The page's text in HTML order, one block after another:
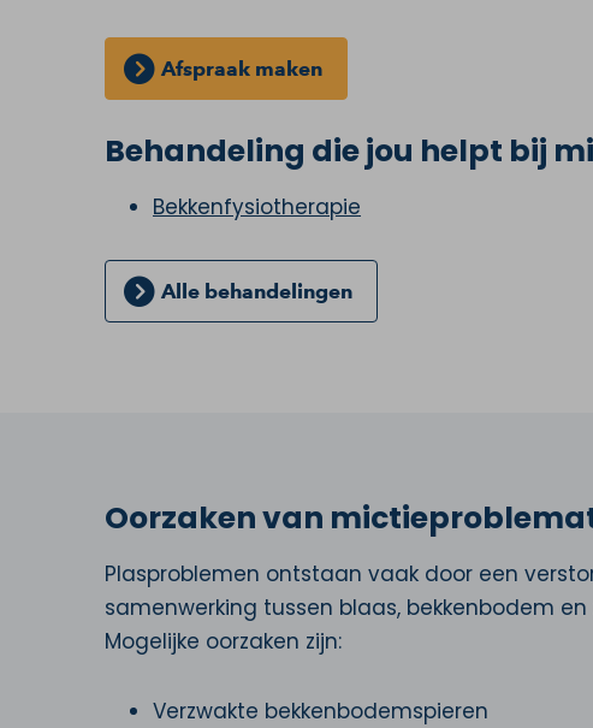
Afspraak maken
Behandeling die jou helpt bij
Bekkenfysiotherapie
Alle behandelingen
Oorzaken van
Plasproblemen ontstaan vaak door een
samenwerking tussen blaas, bekkenbodem en
Mogelijke oorzaken zijn:
Verzwakte bekkenbodemspieren